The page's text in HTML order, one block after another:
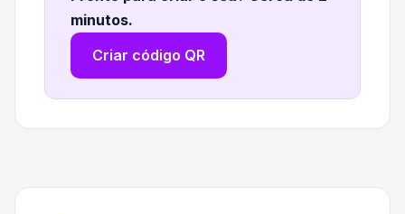
minutos.
Criar código QR